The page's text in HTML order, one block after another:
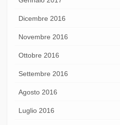
Dicembre 2016
Novembre 2016
Ottobre 2016
Settembre 2016
Agosto 2016
Luglio 2016